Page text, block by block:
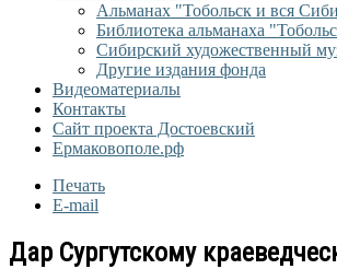
Альманах "Тобольск и вся
Библиотека альманаха
Сибирский художественный
Другие издания фонда
Видеоматериалы
Контакты
Сайт проекта Достоевский
Ермаковополе.рф
Печать
E-mail
Дар Сургутскому